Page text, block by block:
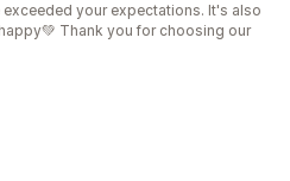
your expectations. It's also
Thank you for choosing our